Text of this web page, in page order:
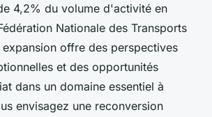
4,2% du volume d'activité en
Nationale des Transports
expansion offre des perspectives
et des opportunités
dans un domaine essentiel à
envisagez une reconversion